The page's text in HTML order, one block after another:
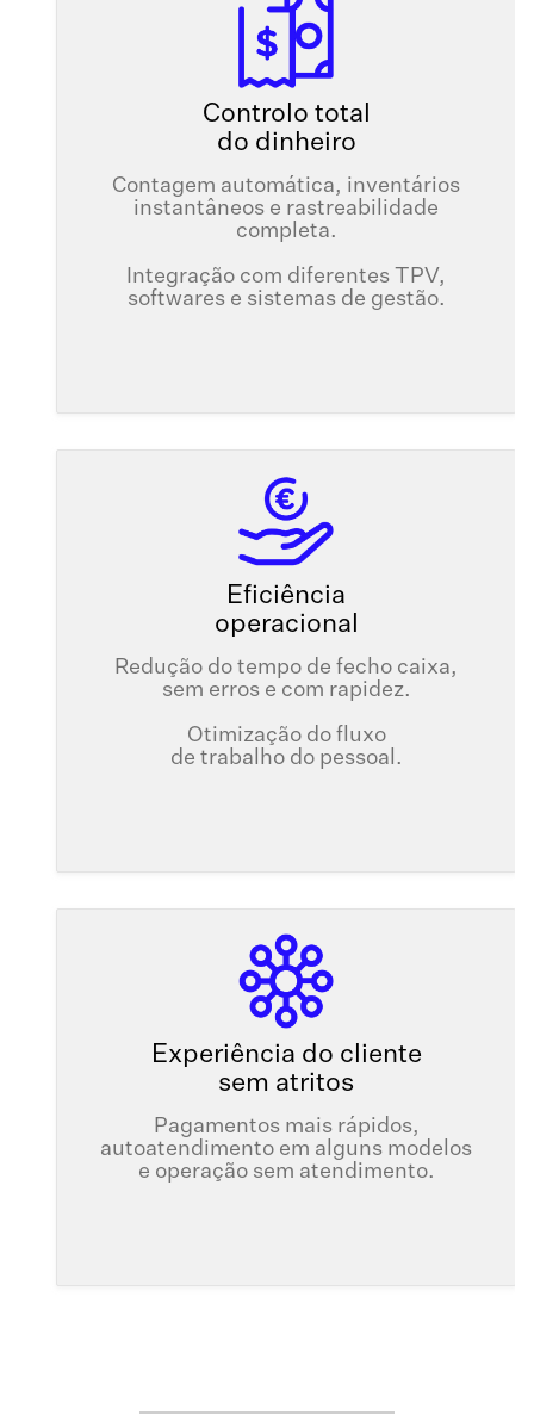
Controlo total
do dinheiro
Contagem automática, inventários
instantâneos e rastreabilidade
completa.
Integração com diferentes TPV,
softwares e sistemas de gestão.
Eficiência
operacional
Redução do tempo de fecho caixa,
sem erros e com rapidez.
Otimização do fluxo
de trabalho do pessoal.
Experiência do cliente
sem atritos
Pagamentos mais rápidos,
autoatendimento em alguns modelos
e operação sem atendimento.